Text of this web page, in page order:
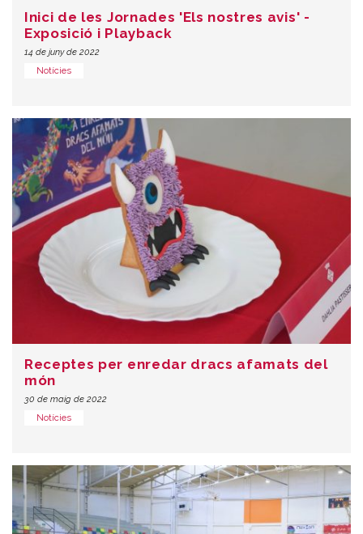
Inici de les Jornades 'Els nostres avis' -
Exposició i Playback
14 de juny de 2022
Notícies
Receptes per enredar dracs afamats del
món
30 de maig de 2022
Notícies